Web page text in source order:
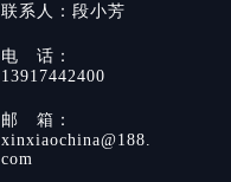
联系 人： 段小芳
电
话：
13917442400
邮
箱：
xinxiaochina@188.
com